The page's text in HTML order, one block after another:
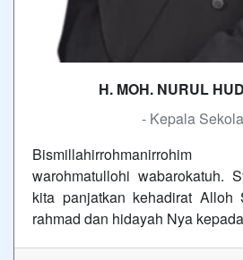
H. MOH. NURUL
- Kepala
Bismillahirrohmanirrohim
warohmatullohi wabarokatuh.
kita panjatkan kehadirat Alloh
rahmad dan hidayah Nya